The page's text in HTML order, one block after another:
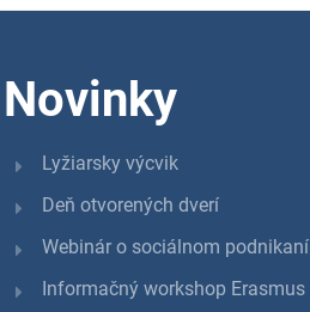
Novinky
Lyžiarsky výcvik
Deň otvorených dverí
Webinár o sociálnom podnikaní
Informačný workshop Erasmus